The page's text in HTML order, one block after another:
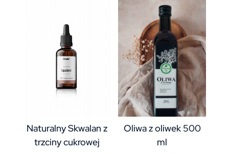
Naturalny Skwalan z
trzciny cukrowej
Oliwa z oliwek 500
ml